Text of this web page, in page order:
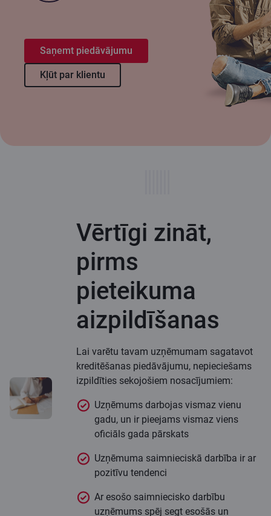
Saņemt piedāvājumu
Kļūt par klientu
Vērtīgi zināt,
pirms
pieteikuma
aizpildīšanas
Lai varētu tavam uzņēmumam sagatavot
kreditēšanas piedāvājumu, nepieciešams
izpildīties sekojošiem nosacījumiem:
Uzņēmums darbojas vismaz vienu
gadu, un ir pieejams vismaz viens
oficiāls gada pārskats
Uzņēmuma saimnieciskā darbība ir ar
pozitīvu tendenci
Ar esošo saimniecisko darbību
uzņēmums spēj segt esošās un